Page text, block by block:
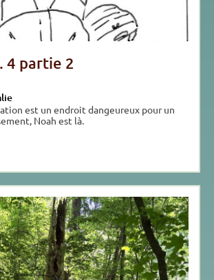
4 partie 2
est un endroit dangeureux pour un
Noah est là.